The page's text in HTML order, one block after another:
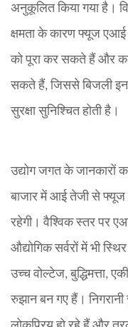
अनुकूलित किया गया है।
क्षमता के कारण फ्यूज एआई
को पूरा कर सकते हैं और
सकते हैं, जिससे बिजली
सुरक्षा सुनिश्चित होती है।
उद्योग जगत के जानकारों
बाजार में आई तेजी से फ्यूज
रहेगी। वैश्विक स्तर पर
औद्योगिक सर्वरों में भी
उच्च वोल्टेज,
रुझान बन गए हैं।